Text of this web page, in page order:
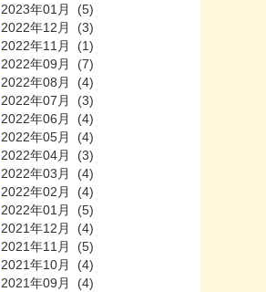
2023年01月 (5)
2022年12月 (3)
2022年11月 (1)
2022年09月 (7)
2022年08月 (4)
2022年07月 (3)
2022年06月 (4)
2022年05月 (4)
2022年04月 (3)
2022年03月 (4)
2022年02月 (4)
2022年01月 (5)
2021年12月 (4)
2021年11月 (5)
2021年10月 (4)
2021年09月 (4)